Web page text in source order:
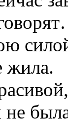
жила.
не